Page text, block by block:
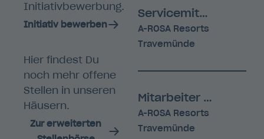
Initiativbewerbung.
Initiativ bewerben
Hier findest Du
noch mehr offene
Stellen in unseren
Häusern.
Zur erweiterten
Servicemitarbeiter (m/w/d) ab September 2026
A-ROSA Resorts
Travemünde
Mitarbeiter Frühstücksservice (m/w/d)
A-ROSA Resorts
Travemünde